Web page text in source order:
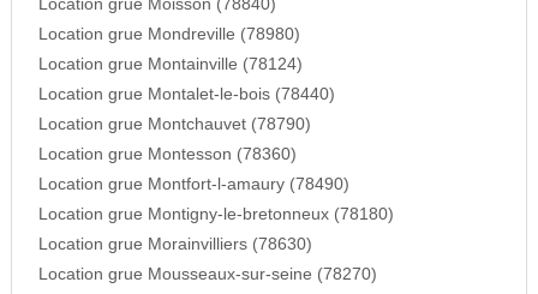
Location grue Moisson (78840)
Location grue Mondreville (78980)
Location grue Montainville (78124)
Location grue Montalet-le-bois (78440)
Location grue Montchauvet (78790)
Location grue Montesson (78360)
Location grue Montfort-l-amaury (78490)
Location grue Montigny-le-bretonneux (78180)
Location grue Morainvilliers (78630)
Location grue Mousseaux-sur-seine (78270)